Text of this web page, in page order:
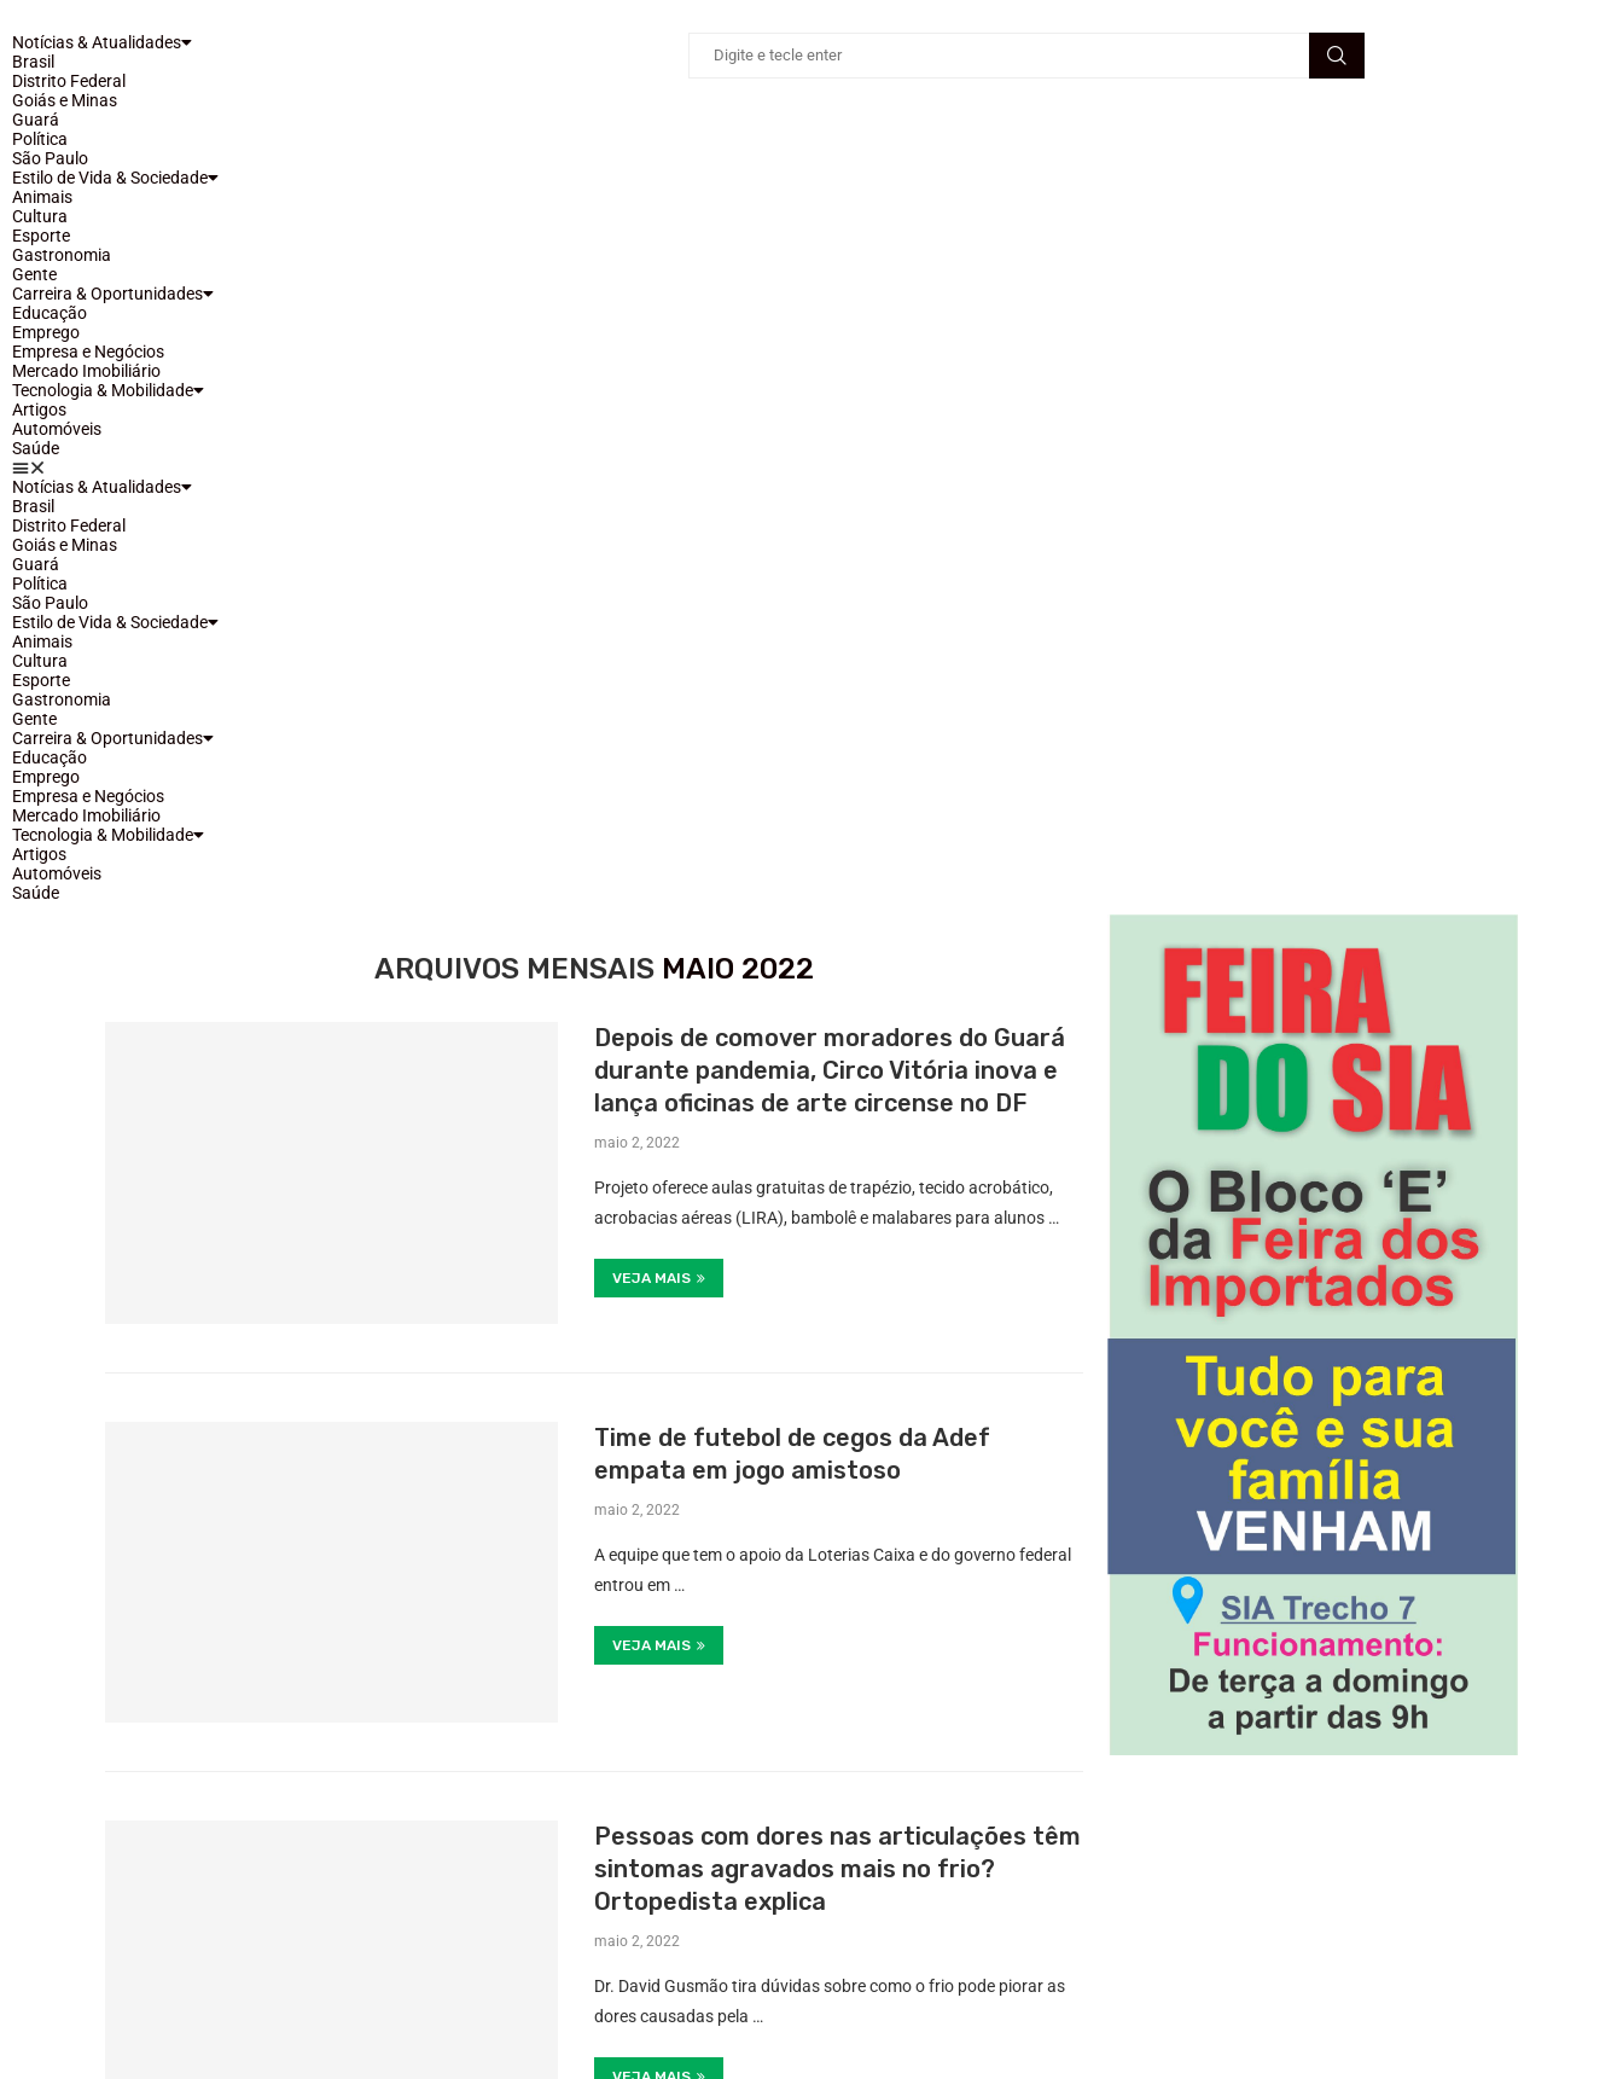
Notícias & Atualidades
Brasil
Distrito Federal
Goiás e Minas
Guará
Política
São Paulo
Estilo de Vida & Sociedade
Animais
Cultura
Esporte
Gastronomia
Gente
Carreira & Oportunidades
Educação
Emprego
Empresa e Negócios
Mercado Imobiliário
Tecnologia & Mobilidade
Artigos
Automóveis
Saúde
Notícias & Atualidades
Brasil
Distrito Federal
Goiás e Minas
Guará
Política
São Paulo
Estilo de Vida & Sociedade
Animais
Cultura
Esporte
Gastronomia
Gente
Carreira & Oportunidades
Educação
Emprego
Empresa e Negócios
Mercado Imobiliário
Tecnologia & Mobilidade
Artigos
Automóveis
Saúde
ARQUIVOS MENSAIS MAIO 2022
Depois de comover moradores do Guará
durante pandemia, Circo Vitória inova e
lança oficinas de arte circense no DF
maio 2, 2022
Projeto oferece aulas gratuitas de trapézio, tecido acrobático,
acrobacias aéreas (LIRA), bambolê e malabares para alunos …
VEJA MAIS
Time de futebol de cegos da Adef
empata em jogo amistoso
maio 2, 2022
A equipe que tem o apoio da Loterias Caixa e do governo federal
entrou em …
VEJA MAIS
Pessoas com dores nas articulações têm
sintomas agravados mais no frio?
Ortopedista explica
maio 2, 2022
Dr. David Gusmão tira dúvidas sobre como o frio pode piorar as
dores causadas pela …